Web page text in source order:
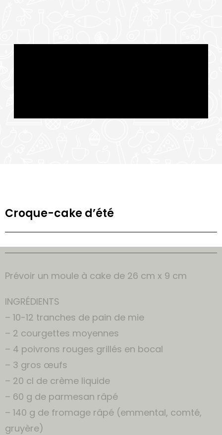
Croque-cake d’été
Prévoir un moule à cake de 26 cm x 9 cm
INGRÉDIENTS
– 10-12 tranches de pain de mie
– 2 courgettes moyennes
– 4 poivrons rouges grillés en bocal
– 3 gros œufs
– 20 cl de crème liquide
– 60 g de parmesan râpé
– 140 g de fromage râpé (emmental, comté,
gruyère)